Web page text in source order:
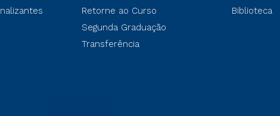
Retorne ao Curso
Segunda Graduação
Transferência
Biblioteca